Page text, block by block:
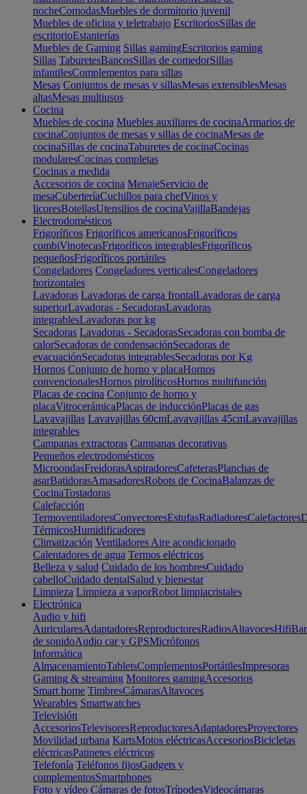
nocheComodasMuebles de dormitorio juvenil
Muebles de oficina y teletrabajo EscritoriosSillas de
escritorioEstanterías
Muebles de Gaming Sillas gamingEscritorios gaming
Sillas TaburetesBancosSillas de comedorSillas
infantilesComplementos para sillas
Mesas Conjuntos de mesas y sillasMesas extensiblesMesas
altasMesas multiusos
Cocina
Muebles de cocina Muebles auxiliares de cocinaArmarios de
cocinaConjuntos de mesas y sillas de cocinaMesas de
cocinaSillas de cocinaTaburetes de cocinaCocinas
modularesCocinas completas
Cocinas a medida
Accesorios de cocina MenajeServicio de
mesaCuberteríaCuchillos para chefVinos y
licoresBotellasUtensilios de cocinaVajillaBandejas
Electrodomésticos
Frigoríficos Frigoríficos americanosFrigoríficos
combiVinotecasFrigoríficos integrablesFrigoríficos
pequeñosFrigoríficos portátiles
Congeladores Congeladores verticalesCongeladores
horizontales
Lavadoras Lavadoras de carga frontalLavadoras de carga
superiorLavadoras - SecadorasLavadoras
integrablesLavadoras por kg
Secadoras Lavadoras - SecadorasSecadoras con bomba de
calorSecadoras de condensaciónSecadoras de
evacuaciónSecadoras integrablesSecadoras por Kg
Hornos Conjunto de horno y placaHornos
convencionalesHornos pirolíticosHornos multifunción
Placas de cocina Conjunto de horno y
placaVitrocerámicaPlacas de inducciónPlacas de gas
Lavavajillas Lavavajillas 60cmLavavajillas 45cmLavavajillas
integrables
Campanas extractoras Campanas decorativas
Pequeños electrodomésticos
MicroondasFreidorasAspiradoresCafeterasPlanchas de
asarBatidorasAmasadoresRobots de CocinaBalanzas de
CocinaTostadoras
Calefacción
TermoventiladoresConvectoresEstufasRadiadoresCalefactores
TérmicosHumidificadores
Climatización Ventiladores Aire acondicionado
Calentadores de agua Termos eléctricos
Belleza y salud Cuidado de los hombresCuidado
cabelloCuidado dentalSalud y bienestar
Limpieza Limpieza a vaporRobot limpiacristales
Electrónica
Audio y hifi
AuricularesAdaptadoresReproductoresRadiosAltavocesHifi
de sonidoAudio car y GPSMicrófonos
Informática
AlmacenamientoTabletsComplementosPortátilesImpresoras
Gaming & streaming Monitores gamingAccesorios
Smart home TimbresCámarasAltavoces
Wearables Smartwatches
Televisión
AccesoriosTelevisoresReproductoresAdaptadoresProyectores
Movilidad urbana KartsMotos eléctricasAccesoriosBicicletas
eléctricasPatinetes eléctricos
Telefonía Teléfonos fijosGadgets y
complementosSmartphones
Foto y vídeo Cámaras de fotosTrípodesVideocámaras